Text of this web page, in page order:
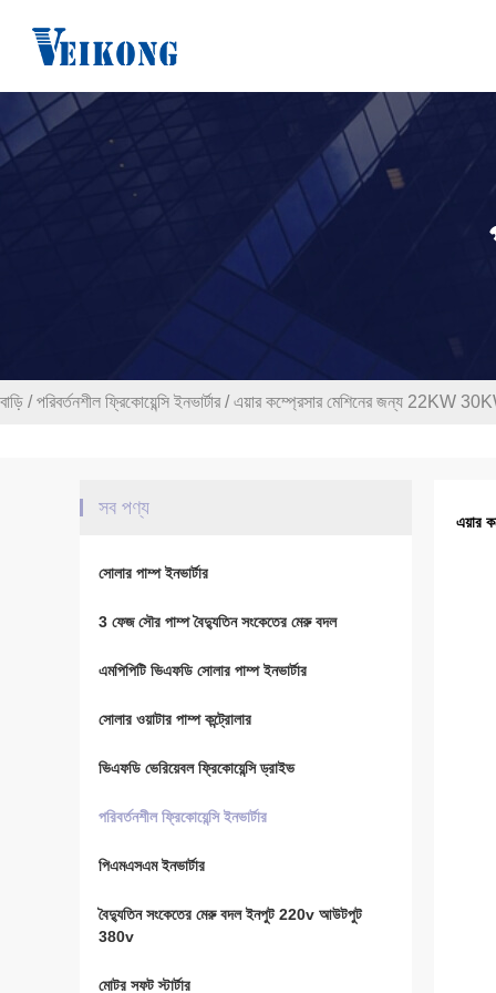
বাড়ি / পরিবর্তনশীল ফ্রিকোয়েন্সি ইনভার্টার / এয়ার কম্প্রেসার মেশিনের জন্য 22KW
সব পণ্য
সোলার পাম্প ইনভার্টার
3 ফেজ সৌর পাম্প বৈদ্যুতিন সংকেতের মেরু বদল
এমপিপিটি ভিএফডি সোলার পাম্প ইনভার্টার
সোলার ওয়াটার পাম্প কন্ট্রোলার
ভিএফডি ভেরিয়েবল ফ্রিকোয়েন্সি ড্রাইভ
পরিবর্তনশীল ফ্রিকোয়েন্সি ইনভার্টার
পিএমএসএম ইনভার্টার
বৈদ্যুতিন সংকেতের মেরু বদল ইনপুট 220v আউটপুট
380v
মোটর সফট স্টার্টার
এয়ার